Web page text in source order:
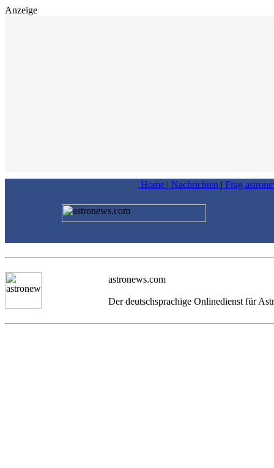
Anzeige
Home | Nachrichten | Frag
astronews.com
Der deutschsprachige Onlinedienst für